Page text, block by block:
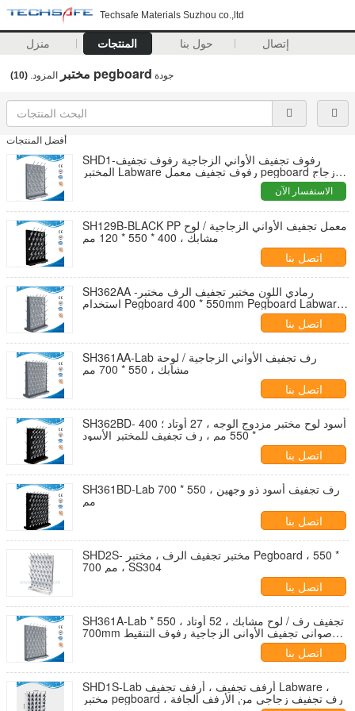
Techsafe Materials Suzhou co.,ltd
منزل المنتجات حول بنا إتصال
جودة مختبر pegboard المزود. (10)
أفضل المنتجات
SHD1-رفوف تجفيف الأواني الزجاجية رفوف تجفيف
المختبر Labware رفوف تجفيف معمل pegboard زجاج
الاستفسار الآن
SH129B-BLACK PP معمل تجفيف الأواني الزجاجية / لوح
مشابك ، 400 * 550 * 120 مم
اتصل بنا
SH362AA -رمادي اللون مختبر تجفيف الرف مختبر
استخدام Pegboard 400 * 550mm Pegboard Labware
المستخدمة في المختبر المصنوعة في الصين
اتصل بنا
SH361AA-Lab رف تجفيف الأواني الزجاجية / لوحة
مشابك ، 550 * 700 مم
اتصل بنا
SH362BD- أسود لوح مختبر مزدوج الوجه ، 27 أوتاد ؛ 400
* 550 مم ، رف تجفيف للمختبر الأسود
اتصل بنا
SH361BD-Lab رف تجفيف أسود ذو وجهين ، 550 * 700
مم
اتصل بنا
SHD2S- مختبر تجفيف الرف ، مختبر Pegboard ، 550 *
700 مم ، SS304
اتصل بنا
SH361A-Lab تجفيف رف / لوح مشابك ، 52 أوتاد ، 550 *
700mm صواني تجفيف الأواني الزجاجية رفوف التنقيط
اتصل بنا
SHD1S-Lab أرفف تجفيف ، أرفف تجفيف Labware ،
مختبر pegboard ، رف تجفيف زجاجي من الأرفف الجافة